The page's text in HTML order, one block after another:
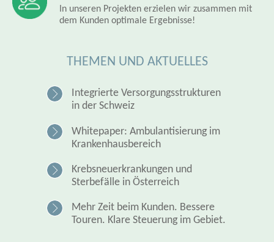
In unseren Projekten erzielen wir zusammen mit
dem Kunden optimale Ergebnisse!
THEMEN UND AKTUELLES
Integrierte Versorgungsstrukturen
in der Schweiz
Whitepaper: Ambulantisierung im
Krankenhausbereich
Krebsneuerkrankungen und
Sterbefälle in Österreich
Mehr Zeit beim Kunden. Bessere
Touren. Klare Steuerung im Gebiet.